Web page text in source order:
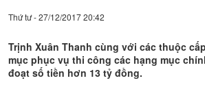
Thứ tư - 27/12/2017 20:42
Trịnh Xuân Thanh cùng với các thuộc
mục phục vụ thi công các hạng mục
đoạt số tiền hơn 13 tỷ đồng.